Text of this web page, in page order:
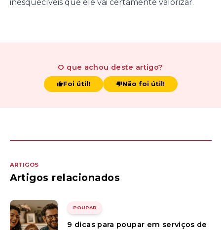
inesquecíveis que ele vai certamente valorizar.
O que achou deste artigo?
Foi útil! Não foi útil!
ARTIGOS
Artigos relacionados
POUPAR
9 dicas para poupar em serviços de